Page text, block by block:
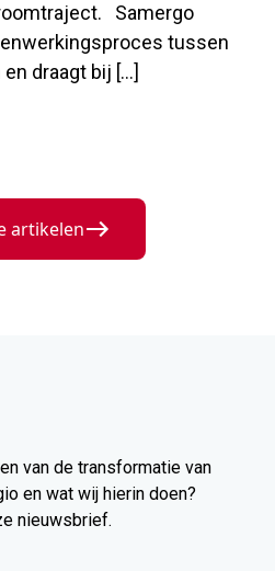
Samergo
tussen
draagt bij […]
artikelen
van de transformatie van
en wat wij hierin doen?
nieuwsbrief.